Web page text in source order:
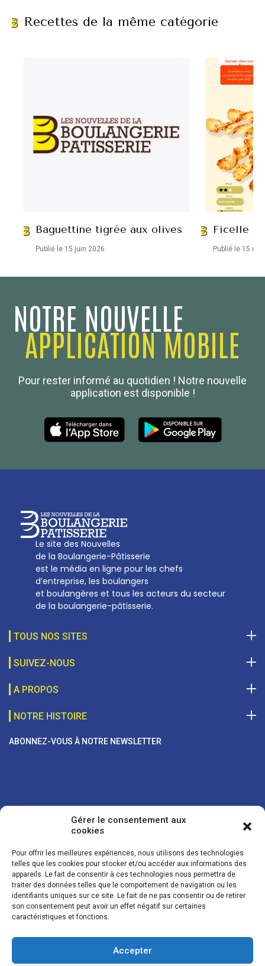
Gérer le consentement aux
cookies
Pour offrir les meilleures expériences, nous utilisons des technologies
telles que les cookies pour stocker et/ou accéder aux informations des
appareils. Le fait de consentir à ces technologies nous permettra de
traiter des données telles que le comportement de navigation ou les
identifiants uniques sur ce site. Le fait de ne pas consentir ou de retirer
son consentement peut avoir un effet négatif sur certaines
caractéristiques et fonctions.
Accepter
Recettes de la même catégorie
Baguettine tigrée aux olives
Publié le 15 juin 2026
Ficelle
Publié le 15
NOTRE NOUVELLE
APPLICATION MOBILE
Pour rester informé au quotidien ! Notre nouvelle
application est disponible !
Le site des Nouvelles
de la Boulangerie-Pâtisserie
est le média en ligne pour les chefs
d’entreprise, les boulangers
et boulangères et tous les acteurs du secteur
de la boulangerie-pâtisserie.
TOUS NOS SITES
Boulanger de France
SUIVEZ-NOUS
A PROPOS
Les Nouvelles de la Boulangerie-Pâtisserie Française
27, av d’Eylau - 75782 Paris Cédex 16
01 53 70 16 25
NOTRE HISTOIRE
ABONNEZ-VOUS À NOTRE NEWSLETTER
Vos coordonnées sont uniquement utilisées pour vous envoyer des
lettres d'information sur nos activités. Vous pouvez à tout moment
utiliser le lien de désinscription figurant dans la lettre d'information.
© LES NOUVELLES DE LA BOULANGERIE - Tous droits réservés - Réalisation :
Josh Digital